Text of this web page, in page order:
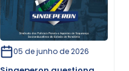
05 de junho de 2026